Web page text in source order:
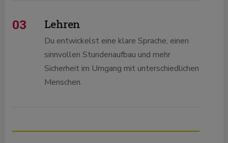
03 Lehren
Du entwickelst eine klare Sprache, einen
sinnvollen Stundenaufbau und mehr
Sicherheit im Umgang mit unterschiedlichen
Menschen.